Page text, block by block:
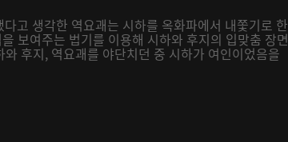
고 생각한 역요괘는 시하를 옥화파에서 내쫓기로 한
보여주는 법기를 이용해 시하와 후지의 입맞춤 장면
후지, 역요괘를 야단치던 중 시하가 여인이었음을